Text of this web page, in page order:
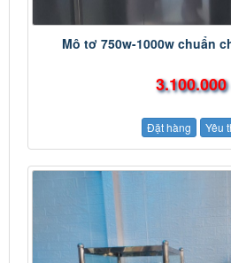
Mô tơ 750w-1000w chuẩn
Đặt hàng Yêu